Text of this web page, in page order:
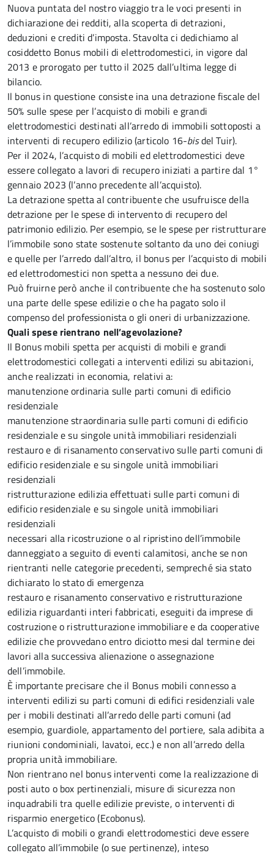
Nuova puntata del nostro viaggio tra le voci presenti in
dichiarazione dei redditi, alla scoperta di detrazioni,
deduzioni e crediti d’imposta. Stavolta ci dedichiamo al
cosiddetto Bonus mobili di elettrodomestici, in vigore dal
2013 e prorogato per tutto il 2025 dall’ultima legge di
bilancio.
Il bonus in questione consiste ina una detrazione fiscale del
50% sulle spese per l’acquisto di mobili e grandi
elettrodomestici destinati all’arredo di immobili sottoposti a
interventi di recupero edilizio (articolo 16-bisdel Tuir).
Per il 2024, l’acquisto di mobili ed elettrodomestici deve
essere collegato a lavori di recupero iniziati a partire dal 1°
gennaio 2023 (l’anno precedente all’acquisto).
La detrazione spetta al contribuente che usufruisce della
detrazione per le spese di intervento di recupero del
patrimonio edilizio. Per esempio, se le spese per ristrutturare
l’immobile sono state sostenute soltanto da uno dei coniugi
e quelle per l’arredo dall’altro, il bonus per l’acquisto di mobili
ed elettrodomestici non spetta a nessuno dei due.
Può fruirne però anche il contribuente che ha sostenuto solo
una parte delle spese edilizie o che ha pagato solo il
compenso del professionista o gli oneri di urbanizzazione.
Quali spese rientrano nell’agevolazione?
Il Bonus mobili spetta per acquisti di mobili e grandi
elettrodomestici collegati a interventi edilizi su abitazioni,
anche realizzati in economia, relativi a:
manutenzione ordinaria sulle parti comuni di edificio
residenziale
manutenzione straordinaria sulle parti comuni di edificio
residenziale e su singole unità immobiliari residenziali
restauro e di risanamento conservativo sulle parti comuni di
edificio residenziale e su singole unità immobiliari
residenziali
ristrutturazione edilizia effettuati sulle parti comuni di
edificio residenziale e su singole unità immobiliari
residenziali
necessari alla ricostruzione o al ripristino dell’immobile
danneggiato a seguito di eventi calamitosi, anche se non
rientranti nelle categorie precedenti, sempreché sia stato
dichiarato lo stato di emergenza
restauro e risanamento conservativo e ristrutturazione
edilizia riguardanti interi fabbricati, eseguiti da imprese di
costruzione o ristrutturazione immobiliare e da cooperative
edilizie che provvedano entro diciotto mesi dal termine dei
lavori alla successiva alienazione o assegnazione
dell’immobile.
È importante precisare che il Bonus mobili connesso a
interventi edilizi su parti comuni di edifici residenziali vale
per i mobili destinati all’arredo delle parti comuni (ad
esempio, guardiole, appartamento del portiere, sala adibita a
riunioni condominiali, lavatoi, ecc.) e non all’arredo della
propria unità immobiliare.
Non rientrano nel bonus interventi come la realizzazione di
posti auto o box pertinenziali, misure di sicurezza non
inquadrabili tra quelle edilizie previste, o interventi di
risparmio energetico (Ecobonus).
L’acquisto di mobili o grandi elettrodomestici deve essere
collegato all’immobile (o sue pertinenze), inteso